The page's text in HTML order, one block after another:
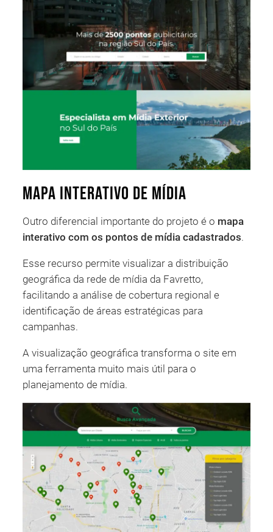
Mapa interativo de mídia
Outro diferencial importante do projeto é o mapa
interativo com os pontos de mídia cadastrados.
Esse recurso permite visualizar a distribuição
geográfica da rede de mídia da Favretto,
facilitando a análise de cobertura regional e
identificação de áreas estratégicas para
campanhas.
A visualização geográfica transforma o site em
uma ferramenta muito mais útil para o
planejamento de mídia.